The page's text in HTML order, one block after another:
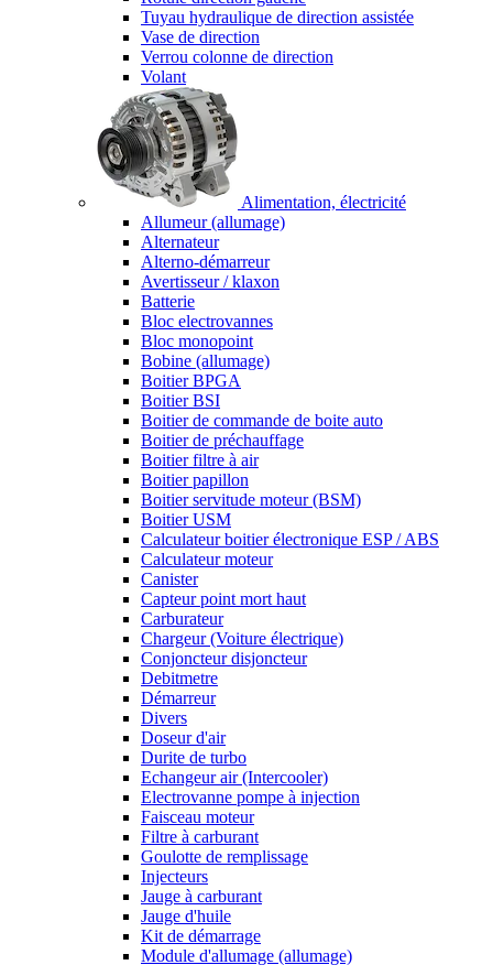
Tuyau hydraulique de direction assistée
Vase de direction
Verrou colonne de direction
Volant
Alimentation, électricité
Allumeur (allumage)
Alternateur
Alterno-démarreur
Avertisseur / klaxon
Batterie
Bloc electrovannes
Bloc monopoint
Bobine (allumage)
Boitier BPGA
Boitier BSI
Boitier de commande de boite auto
Boitier de préchauffage
Boitier filtre à air
Boitier papillon
Boitier servitude moteur (BSM)
Boitier USM
Calculateur boitier électronique ESP / ABS
Calculateur moteur
Canister
Capteur point mort haut
Carburateur
Chargeur (Voiture électrique)
Conjoncteur disjoncteur
Debitmetre
Démarreur
Divers
Doseur d'air
Durite de turbo
Echangeur air (Intercooler)
Electrovanne pompe à injection
Faisceau moteur
Filtre à carburant
Goulotte de remplissage
Injecteurs
Jauge à carburant
Jauge d'huile
Kit de démarrage
Module d'allumage (allumage)